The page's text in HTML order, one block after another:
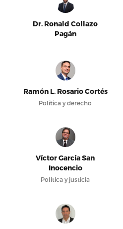
Dr. Ronald Collazo
Pagán
Ramón L. Rosario Cortés
Política y derecho
Víctor García San
Inocencio
Política y justicia